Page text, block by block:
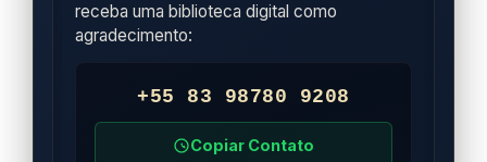
receba uma biblioteca digital como
agradecimento:
+55 83 98780 9208
Copiar Contato